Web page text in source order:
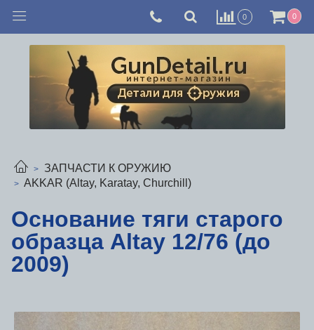
0 0
ЗАПЧАСТИ К ОРУЖИЮ
AKKAR (Altay, Karatay, Churchill)
Основание тяги старого
образца Altay 12/76 (до
2009)